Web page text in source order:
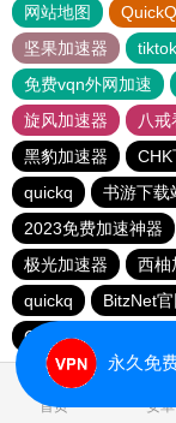
网站地图 QuickQ
坚果加速器
免费vqn外网加速
旋风加速器
八戒
黑豹加速器
quickq
书游下载
2023免费加速神器
极光加速器
西柚
quickq
BitzNet官
CHK下载站
首页 安卓
永久免